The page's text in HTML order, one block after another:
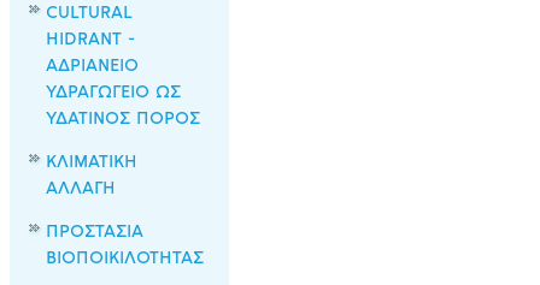
CULTURAL
HIDRANT -
ΑΔΡΙΑΝΕΙΟ
ΥΔΡΑΓΩΓΕΙΟ ΩΣ
ΥΔΑΤΙΝΟΣ ΠΟΡΟΣ
ΚΛΙΜΑΤΙΚΗ
ΑΛΛΑΓΗ
ΠΡΟΣΤΑΣΙΑ
ΒΙΟΠΟΙΚΙΛΟΤΗΤΑΣ